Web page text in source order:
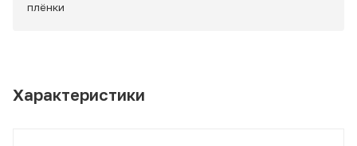
плёнки
Характеристики